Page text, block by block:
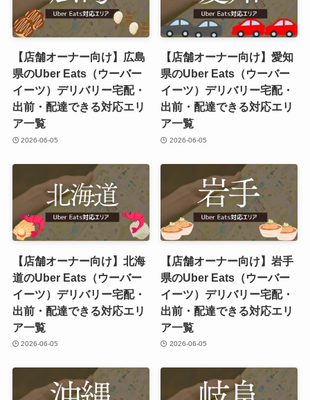
【店舗オーナー向け】広島
県のUber Eats（ウーバー
イーツ）デリバリー宅配・
出前・配達できる対応エリ
ア一覧
2026-06-05
【店舗オーナー向け】愛知
県のUber Eats（ウーバー
イーツ）デリバリー宅配・
出前・配達できる対応エリ
ア一覧
2026-06-05
【店舗オーナー向け】北海
道のUber Eats（ウーバー
イーツ）デリバリー宅配・
出前・配達できる対応エリ
ア一覧
2026-06-05
【店舗オーナー向け】岩手
県のUber Eats（ウーバー
イーツ）デリバリー宅配・
出前・配達できる対応エリ
ア一覧
2026-06-05